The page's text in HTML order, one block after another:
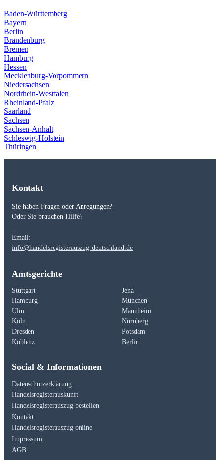
Baden-Württemberg
Bayern
Berlin
Brandenburg
Bremen
Hamburg
Hessen
Mecklenburg-Vorpommern
Niedersachsen
Nordrhein-Westfalen
Rheinland-Pfalz
Saarland
Sachsen
Sachsen-Anhalt
Schleswig-Holstein
Thüringen
Kontakt
Sie haben Fragen oder Anregungen?
Oder Sie brauchen Hilfe?
Email:
info@handelsregisterauszug-deutschland.de
Amtsgerichte
Stuttgart
Jena
Hamburg
München
Ulm
Mannheim
Köln
Nürnberg
Dresden
Potsdam
Koblenz
Berlin
Social & Informationen
Datenschutzerklärung
Handelsregisterauskunft
Handelsregisterauszug bestellen
Kontakt
Handelsregisterauszug online
Impressum
AGB